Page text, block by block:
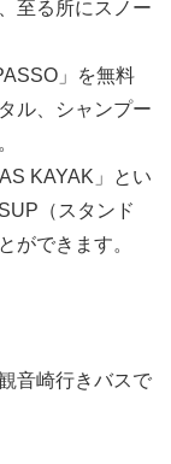
至る所にスノー
」を無料
ル、シャンプー
KAYAK」とい
（スタンド
ができます。
音崎行きバスで